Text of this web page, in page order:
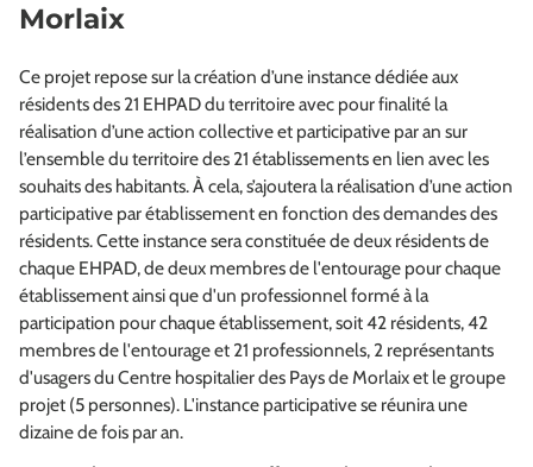
Morlaix
Ce projet repose sur la création d’une instance dédiée aux
résidents des 21 EHPAD du territoire avec pour finalité la
réalisation d’une action collective et participative par an sur
l’ensemble du territoire des 21 établissements en lien avec les
souhaits des habitants. À cela, s’ajoutera la réalisation d’une action
participative par établissement en fonction des demandes des
résidents. Cette instance sera constituée de deux résidents de
chaque EHPAD, de deux membres de l'entourage pour chaque
établissement ainsi que d'un professionnel formé à la
participation pour chaque établissement, soit 42 résidents, 42
membres de l'entourage et 21 professionnels, 2 représentants
d'usagers du Centre hospitalier des Pays de Morlaix et le groupe
projet (5 personnes). L'instance participative se réunira une
dizaine de fois par an.